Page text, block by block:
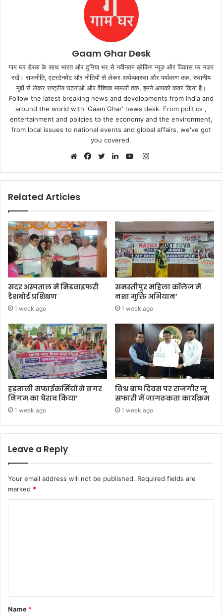
Gaam Ghar Desk
गाम घर डेस्क के साथ भारत और दुनिया भर से नवीनतम ब्रेकिंग न्यूज़ और विकास पर नज़र
रखें। राजनीति, एंटरटेनमेंट और नीतियों से लेकर अर्थव्यवस्था और पर्यावरण तक, स्थानीय
मुद्दों से लेकर राष्ट्रीय घटनाओं और वैश्विक मामलों तक, हमने आपको कवर किया है।
Follow the latest breaking news and developments from India and
around the world with 'Gaam Ghar' news desk. From politics ,
entertainment and policies to the economy and the environment,
from local issues to national events and global affairs, we've got
you covered.
Instagram
Related Articles
सदर अस्पताल में मिडवाइफरी
डैशबोर्ड प्रशिक्षण
1 week ago
समस्तीपुर महिला कॉलेज में
नशा मुक्ति अभियान’
1 week ago
हड़ताली सफाईकर्मियों ने नगर
निगम का घेराव किया’
1 week ago
विश्व बाघ दिवस पर राजगीर जू
सफारी में जागरूकता कार्यक्रम
1 week ago
Leave a Reply
Your email address will not be published. Required fields are
marked *
Name *